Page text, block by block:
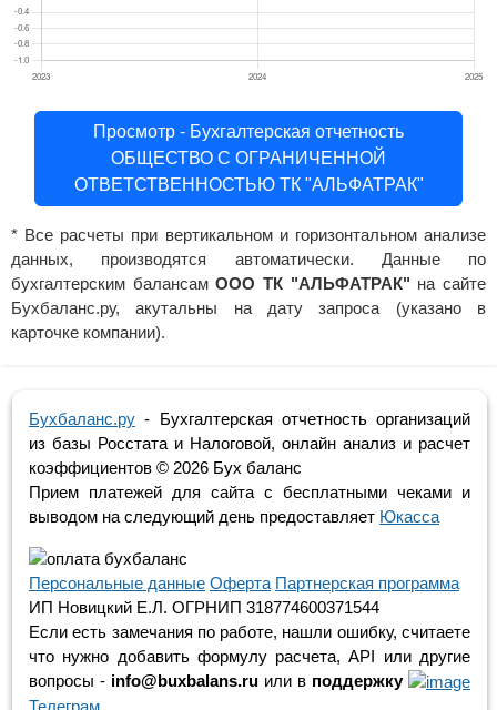
Просмотр - Бухгалтерская отчетность
ОБЩЕСТВО С ОГРАНИЧЕННОЙ
ОТВЕТСТВЕННОСТЬЮ ТК "АЛЬФАТРАК"
* Все расчеты при вертикальном и горизонтальном анализе
данных, производятся автоматически. Данные по
бухгалтерским балансамООО ТК "АЛЬФАТРАК" на сайте
Бухбаланс.ру, акутальны на дату запроса (указано в
карточке компании).
Бухбаланс.ру - Бухгалтерская отчетность организаций
из базы Росстата и Налоговой, онлайн анализ и расчет
коэффициентов © 2026 Бух баланс
Прием платежей для сайта с бесплатными чеками и
выводом на следующий день предоставляет Юкасса
Персональные данные Оферта Партнерская программа
ИП Новицкий Е.Л. ОГРНИП 318774600371544
Если есть замечания по работе, нашли ошибку, считаете
что нужно добавить формулу расчета, API или другие
вопросы - info@buxbalans.ru или в поддержку